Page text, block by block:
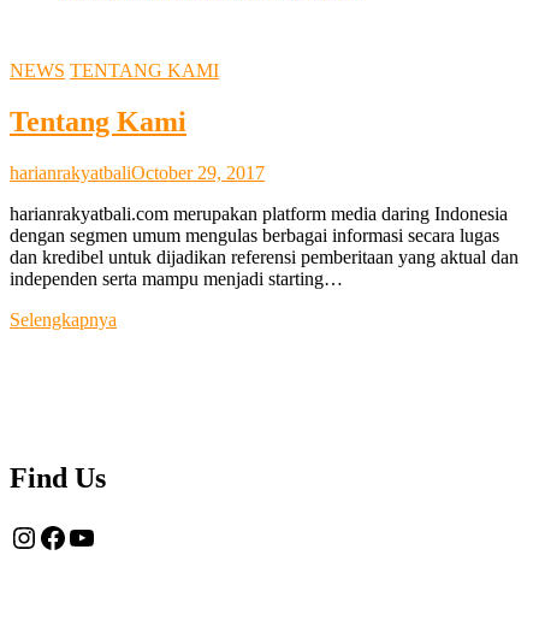
NEWS TENTANG KAMI
Tentang Kami
harianrakyatbaliOctober 29, 2017
harianrakyatbali.com merupakan platform media daring Indonesia
dengan segmen umum mengulas berbagai informasi secara lugas
dan kredibel untuk dijadikan referensi pemberitaan yang aktual dan
independen serta mampu menjadi starting…
Selengkapnya
Find Us
Instagram
Facebook
YouTube